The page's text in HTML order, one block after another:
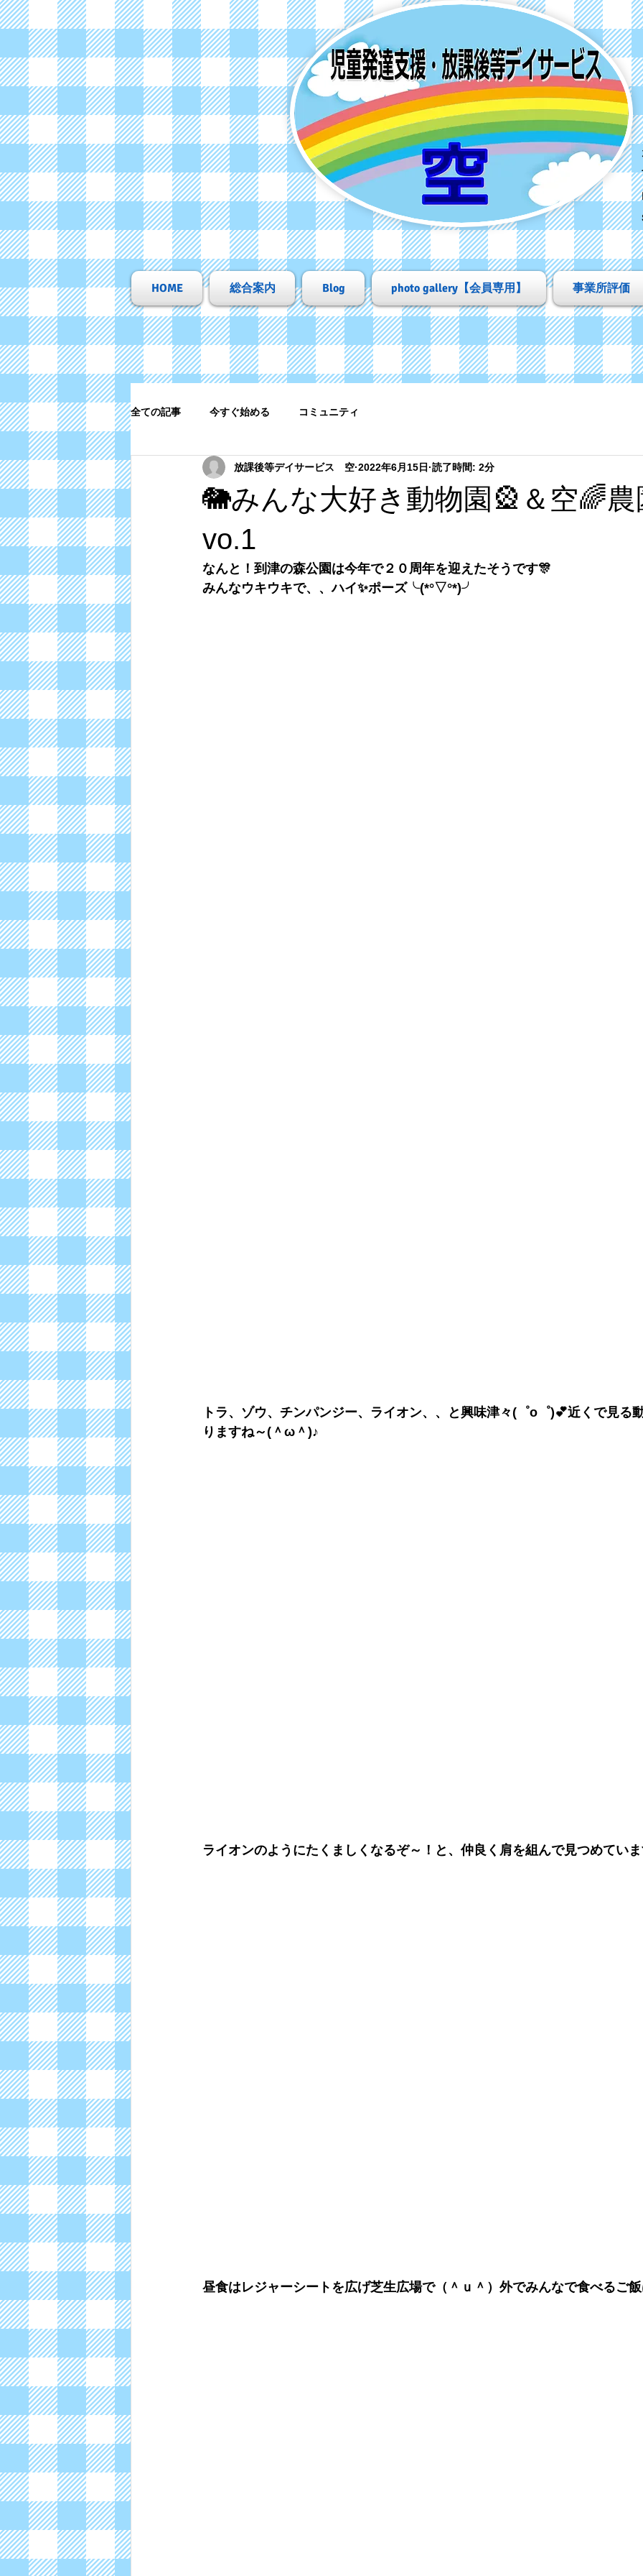
HOME 総合案内 Blog photo gallery【会員専用】 事業所評価
全ての記事 今すぐ始める コミュニティ
🐘みんな大好き動物園🎡＆空🌈
vo.1
放課後等デイサービス 空 2022年6月15日 読了時間: 2分
なんと！到津の森公園は今年で２０周年を迎えたそうです🎊
みんなウキウキで、、ハイ✨ポーズ╰(*°▽°*)╯
トラ、ゾウ、チンパンジー、ライオン、、と興味津々(゜o゜)💕近くで見る
りますね～(＾ω＾)♪
ライオンのようにたくましくなるぞ～！と、仲良く肩を組んで見つめてい
昼食はレジャーシートを広げ芝生広場で（＾ｕ＾）外でみんなで食べるご